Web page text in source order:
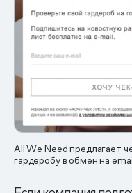
All We Need предлагает
гардеробу в обмен на